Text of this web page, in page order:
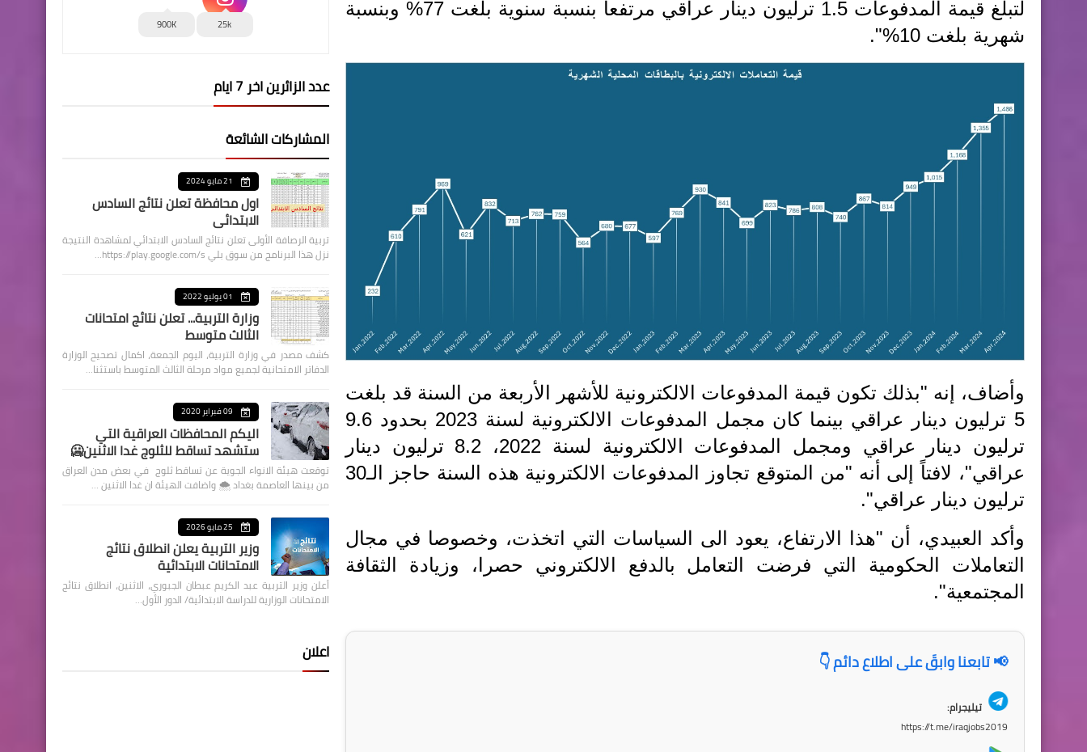
لتبلغ قيمة المدفوعات 1.5 ترليون دينار عراقي مرتفعا بنسبة سنوية بلغت 77% وبنسبة
شهرية بلغت 10%".
وأضاف، إنه "بذلك تكون قيمة المدفوعات الالكترونية للأشهر الأربعة من السنة قد بلغت
5 ترليون دينار عراقي بينما كان مجمل المدفوعات الالكترونية لسنة 2023 بحدود 9.6
ترليون دينار عراقي ومجمل المدفوعات الالكترونية لسنة 2022، 8.2 ترليون دينار
عراقي"، لافتاً إلى أنه "من المتوقع تجاوز المدفوعات الالكترونية هذه السنة حاجز الـ30
ترليون دينار عراقي".
وأكد العبيدي، أن "هذا الارتفاع، يعود الى السياسات التي اتخذت، وخصوصا في مجال
التعاملات الحكومية التي فرضت التعامل بالدفع الالكتروني حصرا، وزيادة الثقافة
المجتمعية".
📢 تابعنا وابقَ على اطلاع دائم 👇
تيليجرام:
https://t.me/iraqjobs2019
25k
900K
عدد الزائرين اخر 7 ايام
المشاركات الشائعة
21 مايو 2024
اول محافظة تعلن نتائج السادس
الابتدائي
تربية الرصافة الأولى تعلن نتائج السادس الابتدائي لمشاهدة النتيجة
نزل هذا البرنامج من سوق بلي https://play.google.com/s…
01 يوليو 2022
وزارة التربية... تعلن نتائج امتحانات
الثالث متوسط
كشف مصدر في وزارة التربية، اليوم الجمعة، اكمال تصحيح الوزارة
الدفاتر الامتحانية لجميع مواد مرحلة الثالث المتوسط باستثنا…
09 فبراير 2020
اليكم المحافظات العراقية التي
ستشهد تساقط للثلوج غدا الاثنين🥶
توقعت هيئة الانواء الجوية عن تساقط ثلوج في بعض مدن العراق
من بينها العاصمة بغداد ⁦🌨️⁩ واضافت الهيئة ان غدا الاثنين …
25 مايو 2026
وزير التربية يعلن انطلاق نتائج
الامتحانات الابتدائية
أعلن وزير التربية عبد الكريم عبطان الجبوري، الاثنين، انطلاق نتائج
الامتحانات الوزارية للدراسة الابتدائية/ الدور الأول…
اعلان